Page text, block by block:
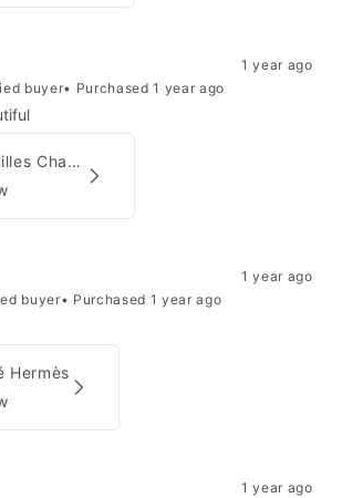
1 year ago
buyer• Purchased 1 year ago
Boucles d'oreilles Chanel 2001
1 year ago
buyer• Purchased 1 year ago
Hermès
1 year ago